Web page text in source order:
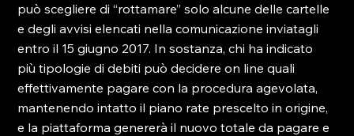
può scegliere di “rottamare” solo alcune delle cartelle
e degli avvisi elencati nella comunicazione inviatagli
entro il 15 giugno 2017. In sostanza, chi ha indicato
più tipologie di debiti può decidere on line quali
effettivamente pagare con la procedura agevolata,
mantenendo intatto il piano rate prescelto in origine,
e la piattaforma genererà il nuovo totale da pagare e